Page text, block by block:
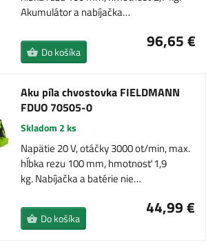
Akumulátor a nabíjačka…
96,65 €
Do košíka
Aku píla chvostovka FIELDMANN
FDUO 70505-0
Skladom 2 ks
Napätie 20 V, otáčky 3000 ot/min, max.
hĺbka rezu 100 mm, hmotnosť 1,9
kg. Nabíjačka a batérie nie…
44,99 €
Do košíka